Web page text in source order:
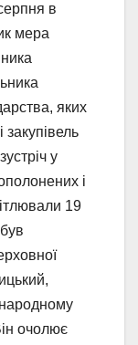
в
мера
яких
у
і
19
очолює